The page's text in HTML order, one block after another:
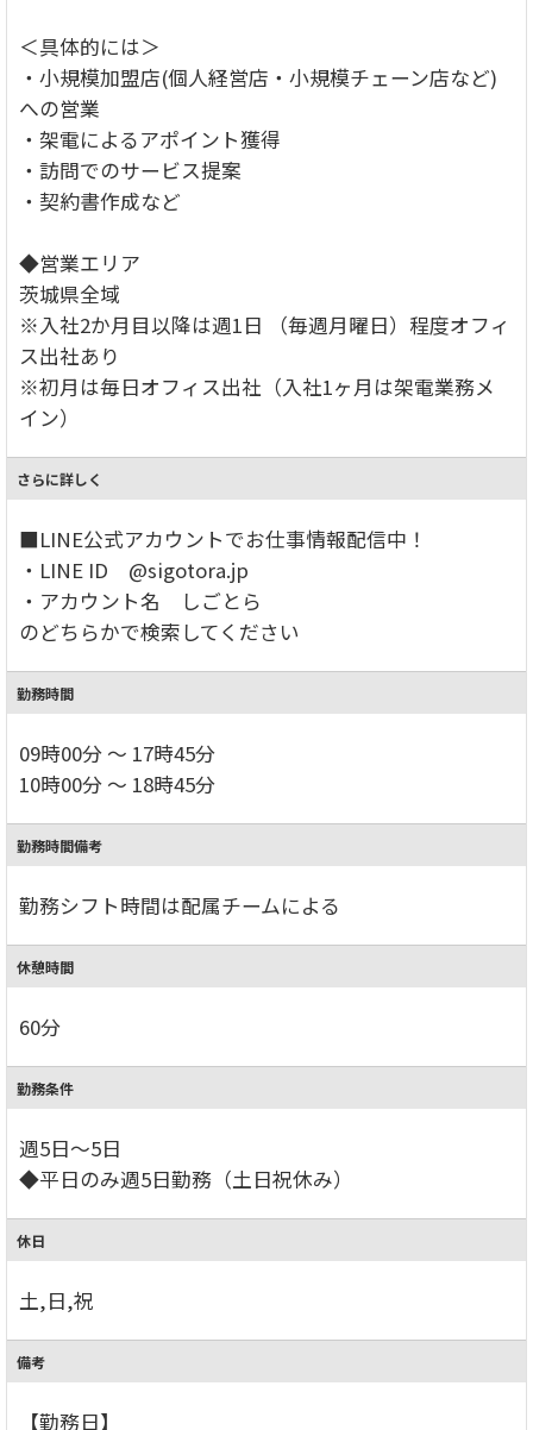
＜具体的には＞
・小規模加盟店(個人経営店・小規模チェーン店など)
への営業
・架電によるアポイント獲得
・訪問でのサービス提案
・契約書作成など
◆営業エリア
茨城県全域
※入社2か月目以降は週1日 （毎週月曜日）程度オフィ
ス出社あり
※初月は毎日オフィス出社（入社1ヶ月は架電業務メ
イン）
さらに詳しく
■LINE公式アカウントでお仕事情報配信中！
・LINE ID @sigotora.jp
・アカウント名 しごとら
のどちらかで検索してください
勤務時間
09時00分 ～ 17時45分
10時00分 ～ 18時45分
勤務時間備考
勤務シフト時間は配属チームによる
休憩時間
60分
勤務条件
週5日～5日
◆平日のみ週5日勤務（土日祝休み）
休日
土,日,祝
備考
【勤務日】